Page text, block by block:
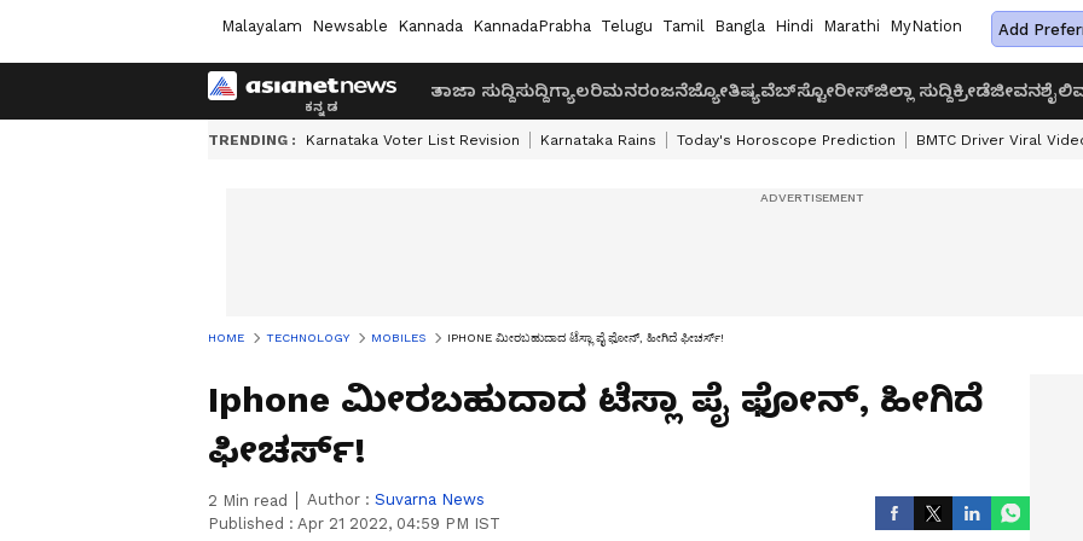
Malayalam Newsable Kannada KannadaPrabha Telugu Tamil Bangla Hindi Marathi MyNation Add
ತಾಜಾ ಸುದ್ದಿಸುದ್ದಿಗ್ಯಾಲರಿಮನರಂಜನೆಜ್ಯೋತಿಷ್ಯವೆಬ್‌ಸ್ಟೋರೀಸ್ಜಿಲ್ಲಾ ಸುದ್ದಿಕ್ರೀಡೆಜೀವನಶೈಲಿ
TRENDING : Karnataka Voter List Revision Karnataka Rains Today's Horoscope Prediction BMTC Driver Viral
HOME TECHNOLOGY MOBILES IPHONE ಮೀರಬಹುದಾದ ಟೆಸ್ಲಾ ಪೈ ಫೋನ್, ಹೀಗಿದೆ ಫೀಚರ್ಸ್‌!
Iphone ಮೀರಬಹುದಾದ ಟೆಸ್ಲಾ ಪೈ ಫೋನ್, ಹೀಗಿದೆ
ಫೀಚರ್ಸ್‌!
2 Min read Author : Suvarna News
Published : Apr 21 2022, 04:59 PM IST